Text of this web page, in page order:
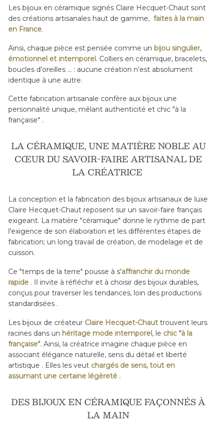
Les bijoux en céramique signés Claire Hecquet-Chaut sont
des créations artisanales haut de gamme, faites à la main
en France.
Ainsi, chaque pièce est pensée comme un bijou singulier,
émotionnel et intemporel. Colliers en céramique, bracelets,
boucles d’oreilles ... : aucune création n’est absolument
identique à une autre.
Cette fabrication artisanale confère aux bijoux une
personnalité unique, mêlant authenticité et chic "à la
française" .
LA CÉRAMIQUE, UNE MATIÈRE NOBLE AU
CŒUR DU SAVOIR-FAIRE ARTISANAL DE
LA CRÉATRICE
La conception et la fabrication des bijoux artisanaux de luxe
Claire Hecquet-Chaut reposent sur un savoir-faire français
exigeant. La matière "céramique" donne le rythme de part
l'exigence de son élaboration et les différentes étapes de
fabrication; un long travail de création, de modelage et de
cuisson.
Ce "temps de la terre" pousse à s'affranchir du monde
rapide . Il invite à réfléchir et à choisir des bijoux durables,
conçus pour traverser les tendances, loin des productions
standardisées .
Les bijoux de créateur Claire Hecquet-Chaut trouvent leurs
racines dans un héritage mode intemporel, le chic "à la
française". Ainsi, la créatrice imagine chaque pièce en
associant élégance naturelle, sens du détail et liberté
artistique . Elles les veut chargés de sens, tout en
assumant une certaine légèreté .
DES BIJOUX EN CÉRAMIQUE FAÇONNÉS À
LA MAIN